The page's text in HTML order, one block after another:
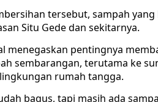
tersebut, sampah
Situ Gede dan sekitarnya.
menegaskan pentingnya
sembarangan, terutama ke
rumah tangga.
bagus, tapi masih ada